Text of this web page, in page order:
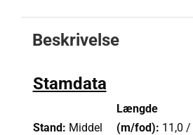
Beskrivelse
Stamdata
Stand: Middel
Længde
(m/fod): 11,0 /